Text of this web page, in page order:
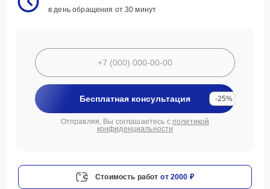
в день обращения от 30 минут
Бесплатная консультация -25%
Отправляя, Вы соглашаетесь с политикой
конфиденциальности
Стоимость работ от 2000 ₽